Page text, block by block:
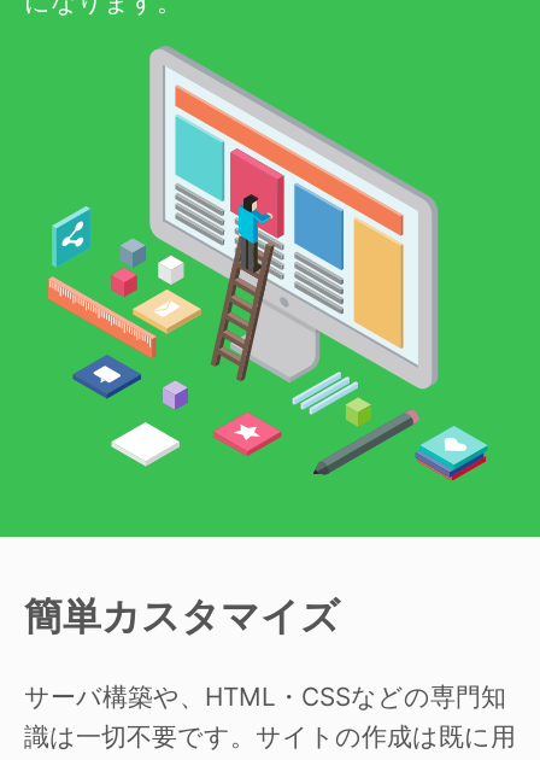
簡単カスタマイズ
サーバ構築や、HTML・CSSなどの専門知
識は一切不要です。サイトの作成は既に用